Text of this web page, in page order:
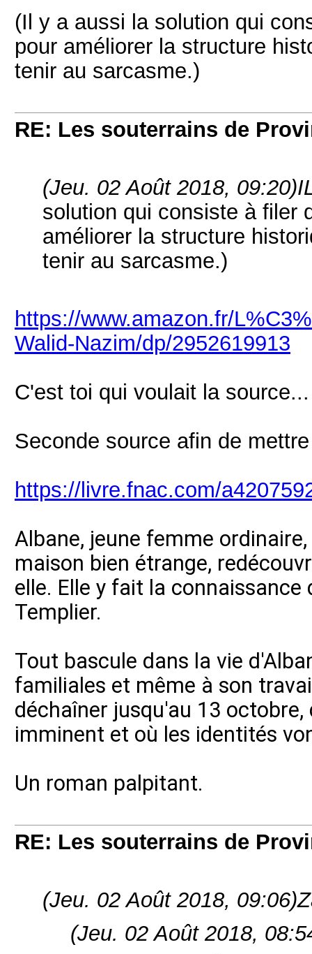
(Il y a aussi la solution qui
pour améliorer la structure
tenir au sarcasme.)
RE: Les souterrains de
(Jeu. 02 Août 2018, 09:20)
solution qui consiste à filer
améliorer la structure
tenir au sarcasme.)
https://www.amazon.fr/
Walid-Nazim/dp/2952619913
C'est toi qui voulait la source...
Seconde source afin de
https://livre.fnac.com/
Albane, jeune femme
maison bien étrange,
elle. Elle y fait la
Templier.
Tout bascule dans la vie
familiales et même à son
déchaîner jusqu'au 13
imminent et où les identités
Un roman palpitant.
RE: Les souterrains de
(Jeu. 02 Août 2018, 09:06)
(Jeu. 02 Août 2018,